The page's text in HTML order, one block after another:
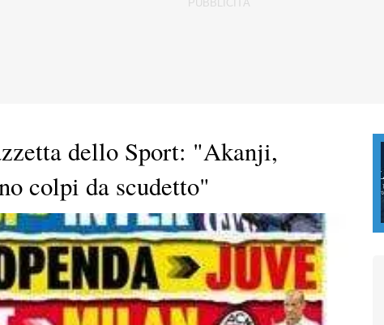
dello Sport: "Akanji,
colpi da scudetto"